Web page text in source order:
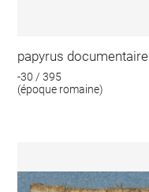
papyrus documentaire
-30 / 395
(époque romaine)